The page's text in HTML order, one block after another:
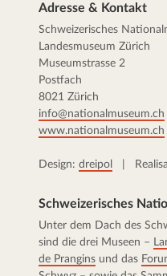
Adresse & Kontakt
Schweizerisches
Landesmuseum Zürich
Museumstrasse 2
Postfach
8021 Zürich
info@nationalmuseum.ch
www.nationalmuseum.ch
Design: dreipol |
Schweizerisches
Unter dem Dach des
sind die drei Museen –
de Prangins und das